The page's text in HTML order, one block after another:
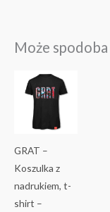
Może
GRAT –
Koszulka z
nadrukiem, t-
shirt –